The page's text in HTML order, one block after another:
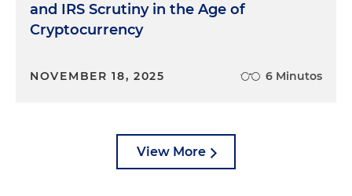
and IRS Scrutiny in the Age of
Cryptocurrency
NOVEMBER 18, 2025 6 Minutos
View More